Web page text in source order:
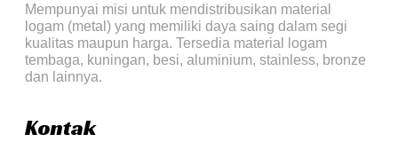
Mempunyai misi untuk mendistribusikan material
logam (metal) yang memiliki daya saing dalam segi
kualitas maupun harga. Tersedia material logam
tembaga, kuningan, besi, aluminium, stainless, bronze
dan lainnya.
Kontak